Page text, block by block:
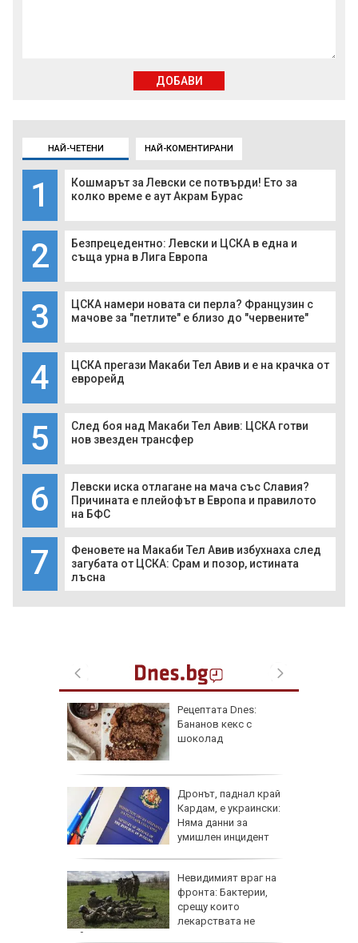
НАЙ-ЧЕТЕНИ НАЙ-КОМЕНТИРАНИ
1
Кошмарът за Левски се потвърди! Ето за
колко време е аут Акрам Бурас
2
Безпрецедентно: Левски и ЦСКА в една и
съща урна в Лига Европа
3
ЦСКА намери новата си перла? Французин с
мачове за "петлите" е близо до "червените"
4
ЦСКА прегази Макаби Тел Авив и е на крачка от
еврорейд
5
След боя над Макаби Тел Авив: ЦСКА готви
нов звезден трансфер
6
Левски иска отлагане на мача със Славия?
Причината е плейофът в Европа и правилото
на БФС
7
Феновете на Макаби Тел Авив избухнаха след
загубата от ЦСКА: Срам и позор, истината
лъсна
Рецептата Dnes:
Бананов кекс с
шоколад
Дронът, паднал край
Кардам, е украински:
Няма данни за
умишлен инцидент
Невидимият враг на
фронта: Бактерии,
срещу които
лекарствата не
действат
ДОБАВИ